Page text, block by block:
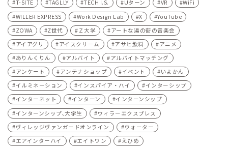
T-SITE
TAGLLY TECH I.S. Uターン VR
WiFi
WILLER EXPRESS
Work Design Lab X
YouTube
ZOWA
Z世代 Ｚ大学
アートな湯の街の音楽会
アイアグリ
アイスクリーム アサヒ飲料
アニメ
ありんくりん
アルバイト
アルバイトマッチング
アンケート
アンテナショップ イベント
いよかん
イルミネーション
インスパイア・ハイ
インターシップ
インターネット
インターン
インターンシップ
インターンシップ､大学生
ウィラーエクスプレス
ヴィレッジヴァンガードオンライン
ウォーター
エアインターハイ
エイトワン
えひめ